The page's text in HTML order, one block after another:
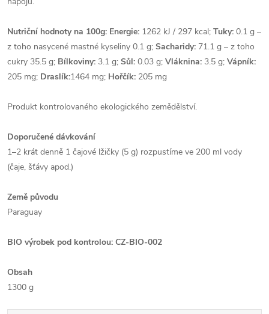
Nutriční hodnoty na 100g: Energie: 1262 kJ / 297 kcal; Tuky: 0.1 g –
z toho nasycené mastné kyseliny 0.1 g; Sacharidy: 71.1 g – z toho
cukry 35.5 g; Bílkoviny: 3.1 g; Sůl: 0.03 g; Vláknina: 3.5 g; Vápník:
205 mg; Draslík:1464 mg; Hořčík: 205 mg
Produkt kontrolovaného ekologického zemědělství.
Doporučené dávkování
1–2 krát denně 1 čajové lžičky (5 g) rozpustíme ve 200 ml vody
(čaje, šťávy apod.)
Země původu
Paraguay
BIO výrobek pod kontrolou: CZ-BIO-002
Obsah
1300 g